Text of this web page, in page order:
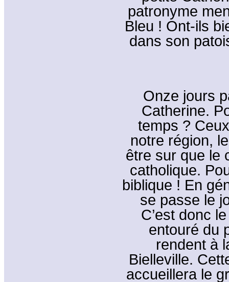
patronyme
Bleu ! Ont-ils
dans son
Onze jours
Catherine.
temps ?
notre région,
être sur que le
catholique.
biblique ! En
se passe le
C’est donc
entouré du
rendent à
Bielleville.
accueillera le